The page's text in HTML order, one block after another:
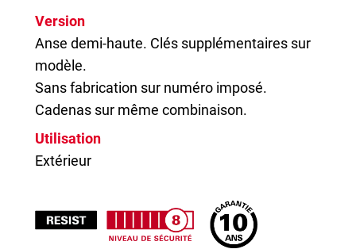
Version
Anse demi-haute. Clés supplémentaires sur
modèle.
Sans fabrication sur numéro imposé.
Cadenas sur même combinaison.
Utilisation
Extérieur